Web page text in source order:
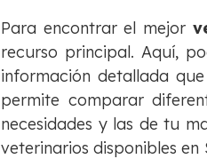
Para encontrar el mejor
recurso principal. Aquí,
información detallada
permite comparar
necesidades y las de tu
veterinarios disponibles